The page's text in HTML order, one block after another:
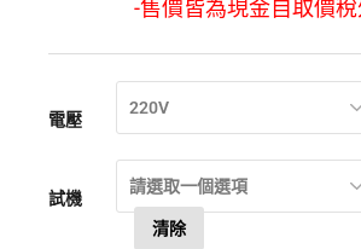
-售價皆為現金自取價
電壓
220V
試機
請選取一個選項
清除